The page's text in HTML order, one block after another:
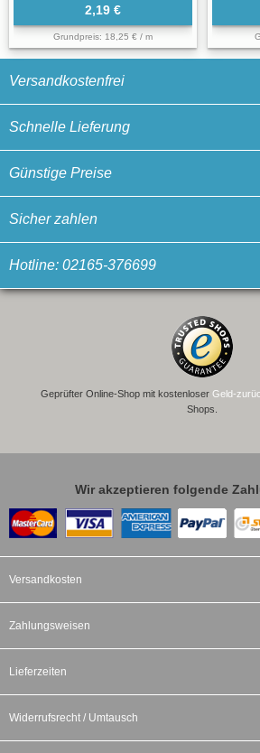
Versandkostenfrei
Schnelle Lieferung
Günstige Preise
Sicher zahlen
Hotline: 02165-376699
2,19 €
Grundpreis: 18,25 € / m
Geprüfter Online-Shop mit kostenloser Geld-
Shops.
Wir akzeptieren folgende
Versandkosten
Zahlungsweisen
Lieferzeiten
Widerrufsrecht / Umtausch